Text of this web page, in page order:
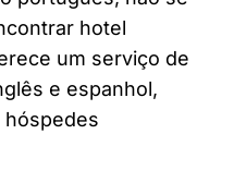
hotel
um serviço de
e espanhol,
hóspedes